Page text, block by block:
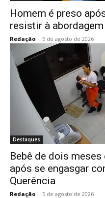
Homem é preso
resistir à
Redação - 5 de agosto de 2026
Destaques
Bebê de dois
após se engasgar
Querência
Redação - 5 de agosto de 2026